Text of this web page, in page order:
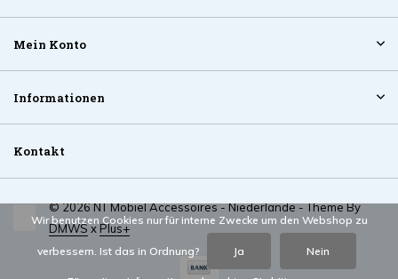
Mein Konto
Informationen
Kontakt
© 2026 NT Mobiel Accessoires - Niederlande - Theme By
DMWSxPlus+
Wir benutzen Cookies nur für interne Zwecke um den Webshop zu
verbessern. Ist das in Ordnung? Ja Nein